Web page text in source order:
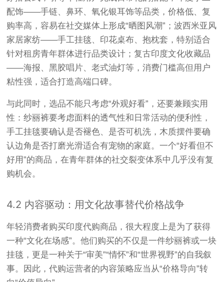
配饰——手链、鼻环、氧化银耳饰等品类，价格低、复
购率高，容易在社交媒体上形成“晒图风潮”；波西米亚风
家居家纺——手工挂毯、印花桌布、抱枕套，特别适合
针对租房青年群体进行品类设计；复古印度文化收藏品
——海报、黑胶唱片、老式油灯等，消费门槛高但用户
粘性强，适合打造高端口碑。
与此同时，选品不能只考虑“外观好看”，还要兼顾实用
性：纱丽裤要考虑面料的透气性和日常活动的便利性，
手工挂毯要确认是否褪色、是否可机洗，木质摆件要确
认边角是否打磨光滑适合有宠物的家庭。一个“好看但不
好用”的商品，在青年群体的社交裂变体系中几乎没有复
购机会。
4.2 内容驱动：用文化故事替代价格战争
年轻消费者购买印度代购商品，很大程度上是为了获得
一种“文化在场感”。他们购买的不仅是一件纱丽裤或一块
挂毯，更是一种关于“审美”“情怀”和“世界视野”的自我叙
事。因此，代购运营者的内容策略应当从“价格导向”转